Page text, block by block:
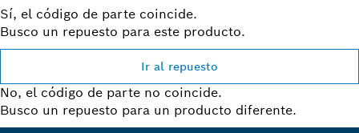
Sí, el código de parte coincide.
Busco un repuesto para este producto.
Ir al repuesto
No, el código de parte no coincide.
Busco un repuesto para un producto diferente.